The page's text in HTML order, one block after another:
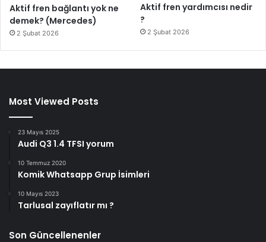
Aktif fren bağlantı yok ne
demek? (Mercedes)
2 Şubat 2026
Aktif fren yardımcısı nedir
?
2 Şubat 2026
Most Viewed Posts
23 Mayıs 2025
Audi Q3 1.4 TFSI yorum
10 Temmuz 2020
Komik Whatsapp Grup İsimleri
10 Mayıs 2023
Tarlusal zayıflatır mı ?
Son Güncellenenler